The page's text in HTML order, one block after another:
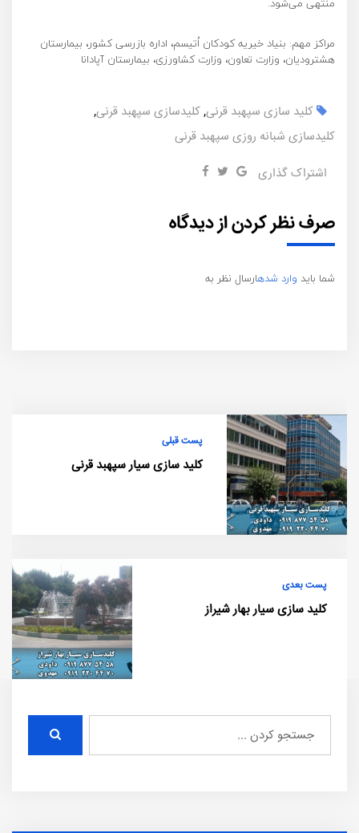
مراکز مهم: بنیاد خیریه کودکان اُتیسم، اداره بازرسی کشور، بیمارستان
هشترودیان، وزارت تعاون، وزارت کشاورزی، بیمارستان آپادانا
کلید سازی سپهبد قرنی,کلیدسازی سپهبد قرنی,
کلیدسازی شبانه روزی سپهبد قرنی
اشتراک گذاری
صرف نظر کردن از دیدگاه
شما باید وارد شدهارسال نظر به
پست قبلی
کلید سازی سیار سپهبد قرنی
پست بعدی
کلید سازی سیار بهار شیراز